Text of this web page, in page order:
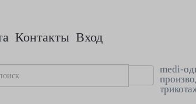
Контакты Вход
medi-